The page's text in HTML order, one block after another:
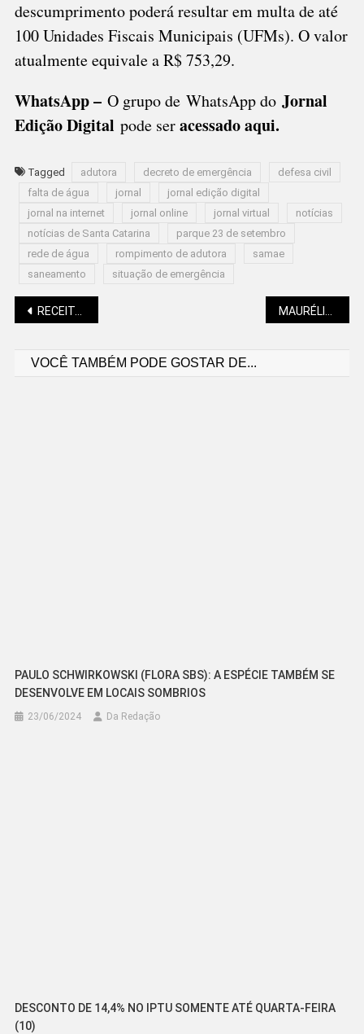
descumprimento poderá resultar em multa de até
100 Unidades Fiscais Municipais (UFMs). O valor
atualmente equivale a R$ 753,29.
WhatsApp – O grupo de WhatsApp do Jornal
Edição Digital pode seracessado aqui.
Tagged adutora decreto de emergência
defesa civil
falta de água
jornal
jornal edição digital
jornal na internet
jornal online jornal virtual
notícias
notícias de Santa Catarina
parque 23 de setembro
rede de água
rompimento de adutora
samae
saneamento
situação de emergência
Navegação
RECEITAS DO ELVIS: COMO FAZER PÃO COM ATUM ACEBOLADO NO FORNO
VOCÊ TAMBÉM PODE GOSTAR DE...
PAULO SCHWIRKOWSKI (FLORA SBS): A ESPÉCIE TAMBÉM SE
DESENVOLVE EM LOCAIS SOMBRIOS
23/06/2024 Da Redação
DESCONTO DE 14,4% NO IPTU SOMENTE ATÉ QUARTA-FEIRA
(10)